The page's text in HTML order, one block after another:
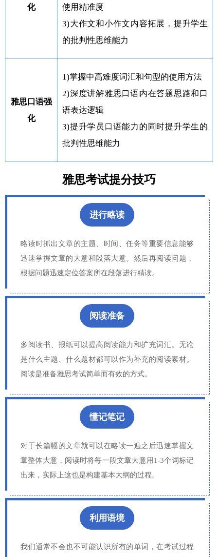
化
使用精准度
3)大作文和小作文内容拓展，提升学生
的批判性思维能力
雅思口语强
化
1)掌握中高难度词汇和句型的使用方法
2)深度讲解雅思口语内在答题思路和口
语表达逻辑
3)提升学员口语能力的同时提升学生的
批判性思维能力
雅思考试提分技巧
进行略读
略读时抓出文章的主题、时间、任务等重要信息能够
迅速掌握文章的大意和段落大意。然后再阅读问题，
根据问题迅速定位答案所在段落进行精读。
阅读准备
多阅读书、报纸可以提高阅读能力和扩充词汇。无论
是什么主题、什么题材都可以作为补充的阅读素材。
阅读是准备雅思考试简单而有效的方式。
懂记笔记
对于长篇幅的文章就可以在略读一遍之后迅速掌握文
章整体大意，阅读时将每一段文章大意用1-3个词标记
出来，实际上这也是构建基本大纲的过程。
利用语境
我们通常不会也不可能认识所有的单词，在考试过程